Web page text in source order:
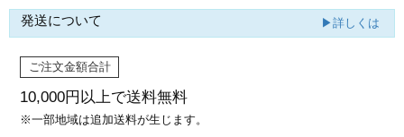
発送について ▶詳しくは
ご注文金額合計
10,000円以上で送料無料
※一部地域は追加送料が生じます。